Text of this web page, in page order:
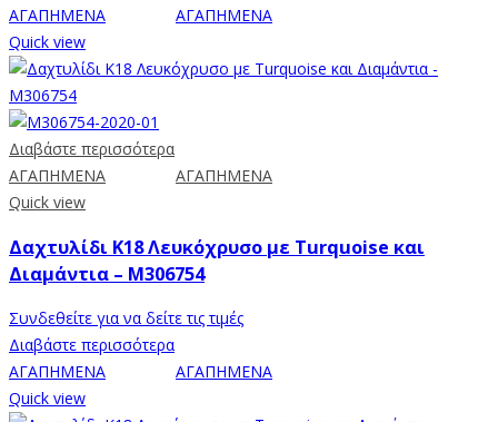
ΑΓΑΠΗΜΕΝΑ
ΑΓΑΠΗΜΕΝΑ
Quick view
Διαβάστε περισσότερα
ΑΓΑΠΗΜΕΝΑ
ΑΓΑΠΗΜΕΝΑ
Quick view
Δαχτυλίδι Κ18 Λευκόχρυσο με Turquoise και
Διαμάντια – M306754
Συνδεθείτε για να δείτε τις τιμές
Διαβάστε περισσότερα
ΑΓΑΠΗΜΕΝΑ
ΑΓΑΠΗΜΕΝΑ
Quick view